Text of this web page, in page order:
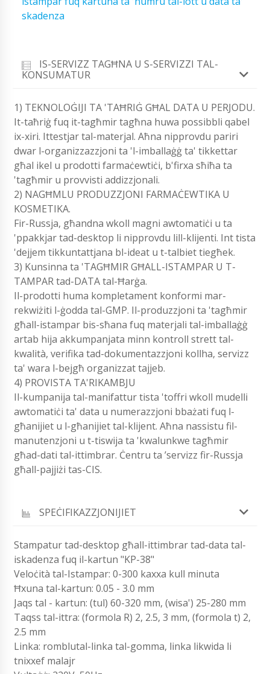
skadenza
IS-SERVIZZ TAGĦNA U S-SERVIZZI TAL-
KONSUMATUR
1) TEKNOLOĠIJI TA 'TAĦRIĠ GĦAL DATA U PERJODU.
It-taħriġ fuq it-tagħmir tagħna huwa possibbli qabel
ix-xiri. Ittestjar tal-materjal. Aħna nipprovdu pariri
dwar l-organizzazzjoni ta 'l-imballaġġ ta' tikkettar
għal ikel u prodotti farmaċewtiċi, b'firxa sħiħa ta
'tagħmir u provvisti addizzjonali.
2) NAGĦMLU PRODUZZJONI FARMAĊEWTIKA U
KOSMETIKA.
Fir-Russja, għandna wkoll magni awtomatiċi u ta
'ppakkjar tad-desktop li nipprovdu lill-klijenti. Int tista
'dejjem tikkuntattjana bl-ideat u t-talbiet tiegħek.
3) Kunsinna ta 'TAGĦMIR GĦALL-ISTAMPAR U T-
TAMPAR tad-DATA tal-Ħarġa.
Il-prodotti huma kompletament konformi mar-
rekwiżiti l-ġodda tal-GMP. Il-produzzjoni ta 'tagħmir
għall-istampar bis-sħana fuq materjali tal-imballaġġ
artab hija akkumpanjata minn kontroll strett tal-
kwalità, verifika tad-dokumentazzjoni kollha, servizz
ta' wara l-bejgħ organizzat tajjeb.
4) PROVISTA TA'RIKAMBJU
Il-kumpanija tal-manifattur tista 'toffri wkoll mudelli
awtomatiċi ta' data u numerazzjoni bbażati fuq l-
għanijiet u l-għanijiet tal-klijent. Aħna nassistu fil-
manutenzjoni u t-tiswija ta 'kwalunkwe tagħmir
għad-dati tal-ittimbrar. Ċentru ta ’servizz fir-Russja
għall-pajjiżi tas-CIS.
SPEĊIFIKAZZJONIJIET
Stampatur tad-desktop għall-ittimbrar tad-data tal-
iskadenza fuq il-kartun "KP-38"
Veloċità tal-Istampar: 0-300 kaxxa kull minuta
Ħxuna tal-kartun: 0.05 - 3.0 mm
Jaqs tal - kartun: (tul) 60-320 mm, (wisa') 25-280 mm
Taqss tal-ittra: (formola R) 2, 2.5, 3 mm, (formola t) 2,
2.5 mm
Linka: romblutal-linka tal-gomma, linka likwida li
tnixxef malajr